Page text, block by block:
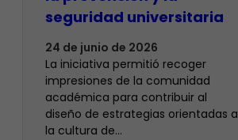
seguridad universitaria
24 de junio de 2026
La iniciativa permitió recoger
impresiones de la comunidad
académica para contribuir al
diseño de estrategias orientadas a
la cultura de…